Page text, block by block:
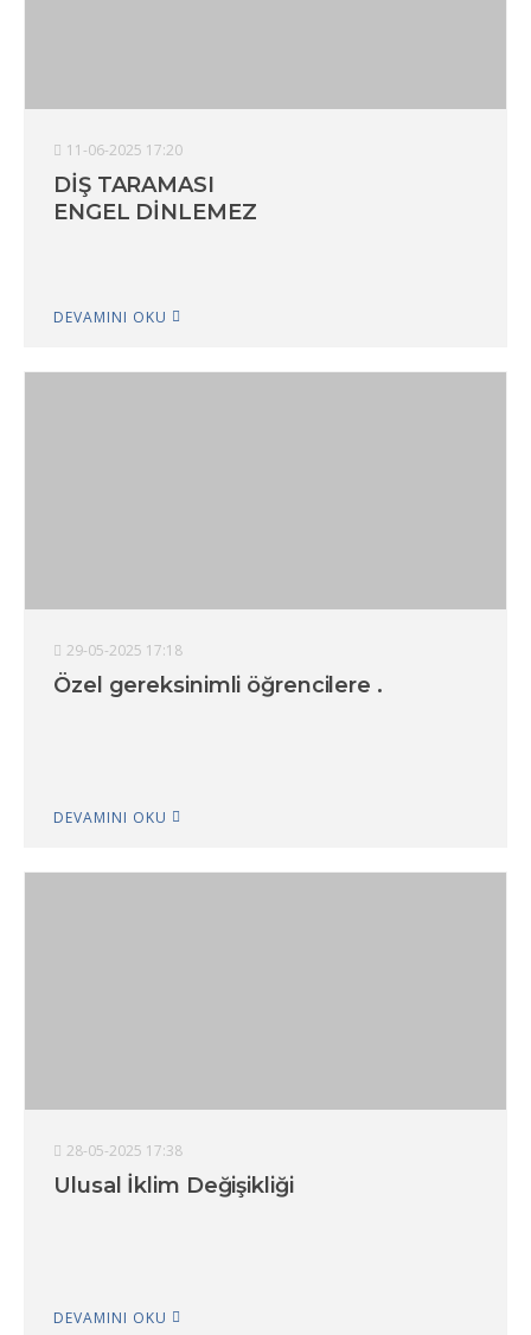
11-06-2025 17:20
DİŞ TARAMASI
ENGEL DİNLEMEZ
DEVAMINI OKU
29-05-2025 17:18
Özel gereksinimli öğrencilere .
DEVAMINI OKU
28-05-2025 17:38
Ulusal İklim Değişikliği
DEVAMINI OKU